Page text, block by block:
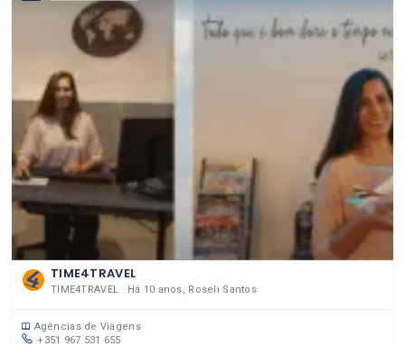
TIME4TRAVEL
TIME4TRAVEL Há 10 anos, Roseli Santos
Agências de Viagens
+351 967 531 655